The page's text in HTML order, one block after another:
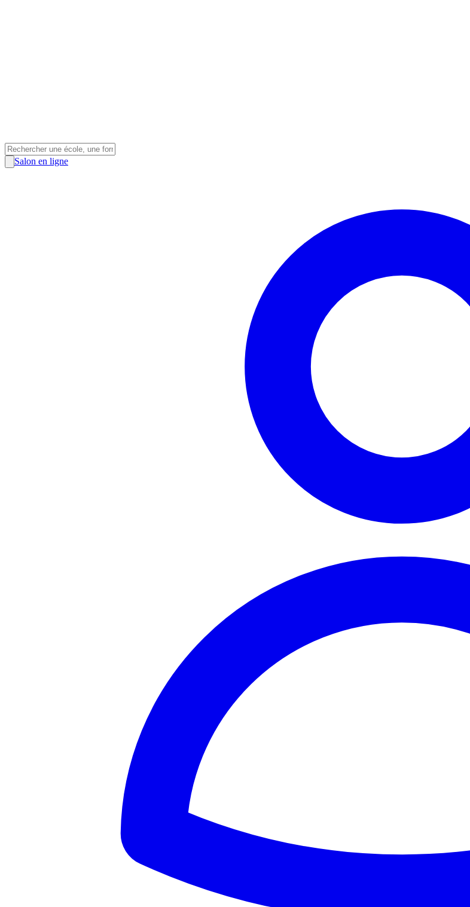
Salon en ligne